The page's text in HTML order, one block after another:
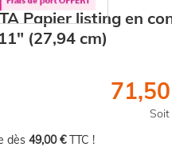
Papier listing en
(27,94 cm)
Soit
dès 49,00 €TTC !